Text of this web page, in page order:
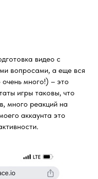
видео с
вопросами, а еще вся
много!) – это
игры таковы, что
много реакций на
аккаунта это